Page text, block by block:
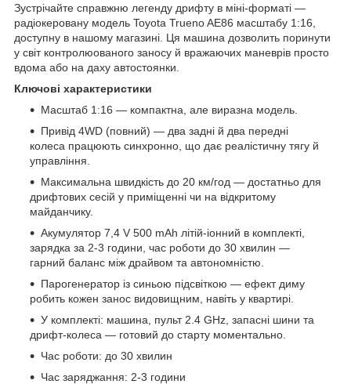
Зустрічайте справжню легенду дрифту в міні-форматі —
радіокеровану модель Toyota Trueno AE86 масштабу 1:16,
доступну в нашому магазині. Ця машина дозволить поринути
у світ контролюованого заносу й вражаючих маневрів просто
вдома або на даху автостоянки.
Ключові характеристики
Масштаб 1:16 — компактна, але виразна модель.
Привід 4WD (повний) — два задні й два передні
колеса працюють синхронно, що дає реалістичну тягу й
управління.
Максимальна швидкість до 20 км/год — достатньо для
дрифтових сесій у приміщенні чи на відкритому
майданчику.
Акумулятор 7,4 V 500 mAh літій-іонний в комплекті,
зарядка за 2-3 години, час роботи до 30 хвилин —
гарний баланс між драйвом та автономністю.
Парогенератор із синьою підсвіткою — ефект диму
робить кожен занос видовищним, навіть у квартирі.
У комплекті: машина, пульт 2.4 GHz, запасні шини та
дрифт-колеса — готовий до старту моментально.
Час роботи: до 30 хвилин
Час заряджання: 2-3 години